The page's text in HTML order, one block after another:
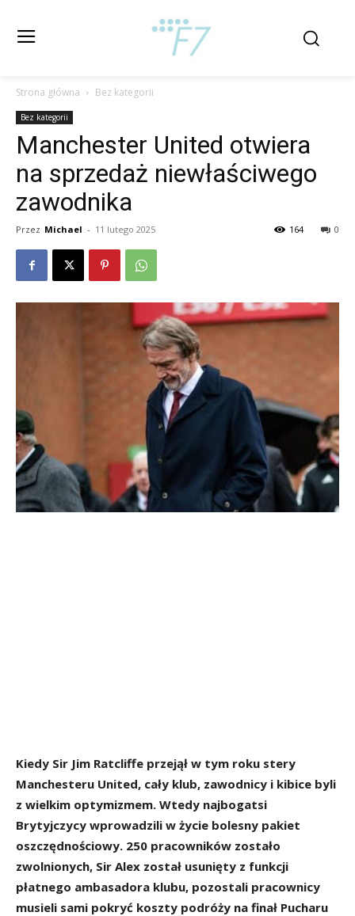
Strona główna Bez kategorii
Bez kategorii
Manchester United otwiera
na sprzedaż niewłaściwego
zawodnika
Przez Michael - 11 lutego 2025 0
164
Kiedy Sir Jim Ratcliffe przejął w tym roku stery
Manchesteru United, cały klub, zawodnicy i kibice byli
z wielkim optymizmem. Wtedy najbogatsi
Brytyjczycy wprowadzili w życie bolesny pakiet
oszczędnościowy. 250 pracowników zostało
zwolnionych, Sir Alex został usunięty z funkcji
płatnego ambasadora klubu, pozostali pracownicy
musieli sami pokryć koszty podróży na finał Pucharu